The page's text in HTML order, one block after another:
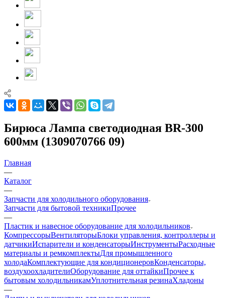
Бирюса Лампа светодиодная BR-300
600мм (1309070766 09)
Главная
—
Каталог
—
Запчасти для холодильного оборудования
Запчасти для бытовой техникиПрочее
—
Пластик и навесное оборудование для холодильников
КомпрессорыВентиляторыБлоки управления, контроллеры и
датчикиИспарители и конденсаторыИнструментыРасходные
материалы и ремкомплектыДля промышленного
холодаКомплектующие для кондиционеровКонденсаторы,
воздухоохладителиОборудование для оттайкиПрочее к
бытовым холодильникамУплотнительная резинаХладоны
—